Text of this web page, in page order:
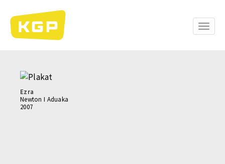
main
content
Toggle
Ezra
Newton I Aduaka
2007